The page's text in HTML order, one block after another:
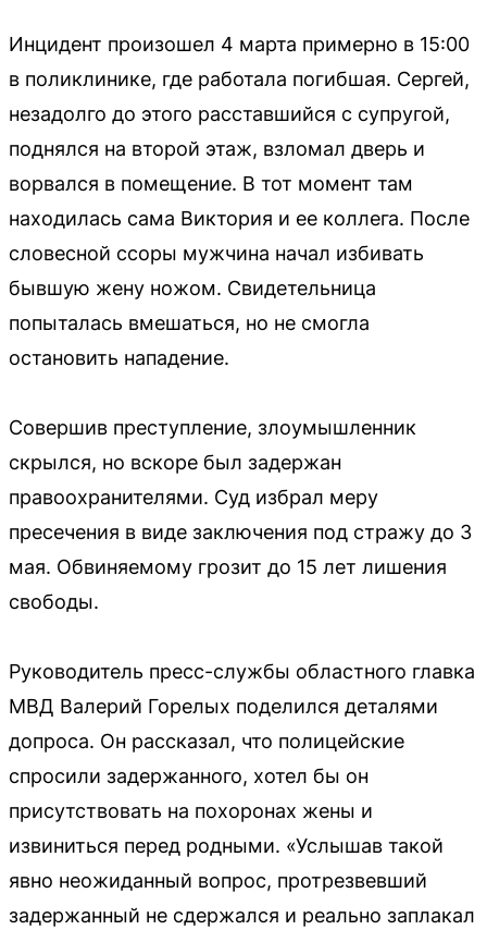
Инцидент произошел 4 марта примерно в 15:00
в поликлинике, где работала погибшая. Сергей,
незадолго до этого расставшийся с супругой,
поднялся на второй этаж, взломал дверь и
ворвался в помещение. В тот момент там
находилась сама Виктория и ее коллега. После
словесной ссоры мужчина начал избивать
бывшую жену ножом. Свидетельница
попыталась вмешаться, но не смогла
остановить нападение.
Совершив преступление, злоумышленник
скрылся, но вскоре был задержан
правоохранителями. Суд избрал меру
пресечения в виде заключения под стражу до 3
мая. Обвиняемому грозит до 15 лет лишения
свободы.
Руководитель пресс-службы областного главка
МВД Валерий Горелых поделился деталями
допроса. Он рассказал, что полицейские
спросили задержанного, хотел бы он
присутствовать на похоронах жены и
извиниться перед родными. «Услышав такой
явно неожиданный вопрос, протрезвевший
задержанный не сдержался и реально заплакал